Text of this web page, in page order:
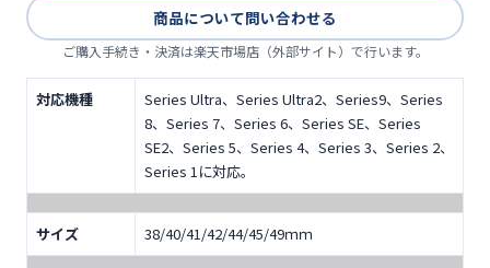
商品について問い合わせる
ご購入手続き・決済は楽天市場店（外部サイト）で行います。
対応機種
Series Ultra、Series Ultra2、Series9、Series
8、Series 7、Series 6、Series SE、Series
SE2、Series 5、Series 4、Series 3、Series 2、
Series 1に対応。
サイズ 38/40/41/42/44/45/49ｍｍ